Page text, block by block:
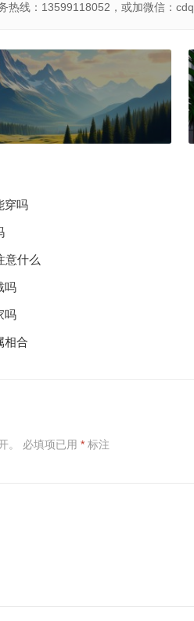
热线：13599118052，或加微信：
穿吗
意什么
吗
吗
相合
。 必填项已用 * 标注